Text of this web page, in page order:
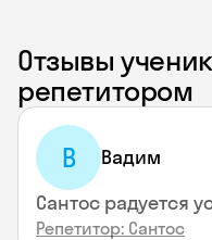
Отзывы
репетитором
В Вадим
Сантос радуется
Репетитор: Сантос